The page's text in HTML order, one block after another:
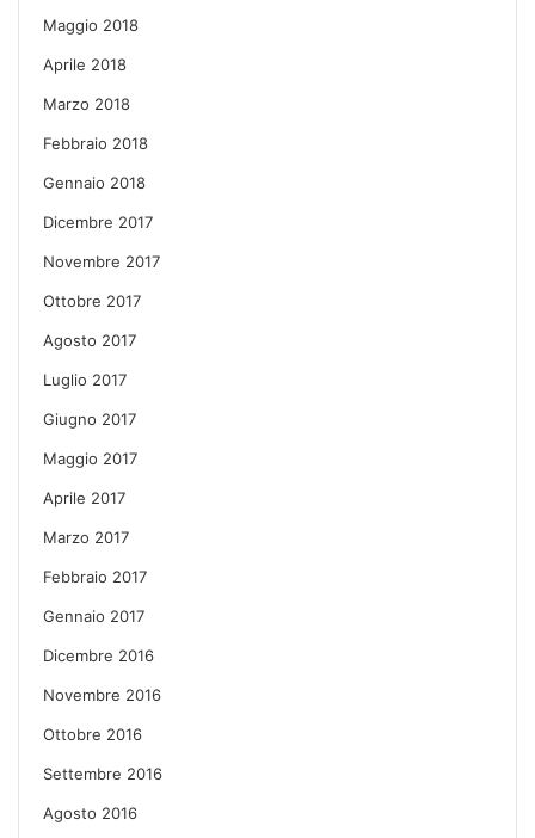
Maggio 2018
Aprile 2018
Marzo 2018
Febbraio 2018
Gennaio 2018
Dicembre 2017
Novembre 2017
Ottobre 2017
Agosto 2017
Luglio 2017
Giugno 2017
Maggio 2017
Aprile 2017
Marzo 2017
Febbraio 2017
Gennaio 2017
Dicembre 2016
Novembre 2016
Ottobre 2016
Settembre 2016
Agosto 2016